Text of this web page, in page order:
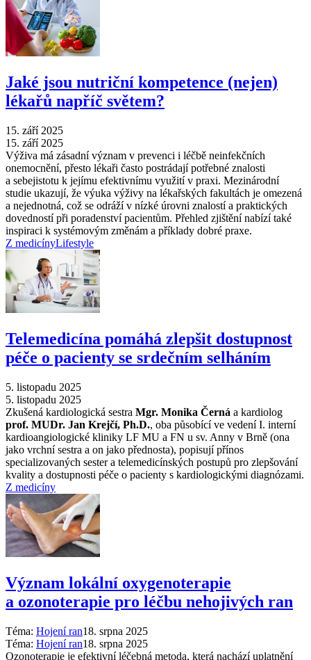
Jaké jsou nutriční kompetence (nejen)
lékařů napříč světem?
15. září 2025
15. září 2025
Výživa má zásadní význam v prevenci i léčbě neinfekčních
onemocnění, přesto lékaři často postrádají potřebné znalosti
a sebejistotu k jejímu efektivnímu využití v praxi. Mezinárodní
studie ukazují, že výuka výživy na lékařských fakultách je omezená
a nejednotná, což se odráží v nízké úrovni znalostí a praktických
dovedností při poradenství pacientům. Přehled zjištění nabízí také
inspiraci k systémovým změnám a příklady dobré praxe.
Z medicínyLifestyle
Telemedicína pomáhá zlepšit dostupnost
péče o pacienty se srdečním selháním
5. listopadu 2025
5. listopadu 2025
Zkušená kardiologická sestra Mgr. Monika Černá a kardiolog
prof. MUDr. Jan Krejčí, Ph.D., oba působící ve vedení I. interní
kardioangiologické kliniky LF MU a FN u sv. Anny v Brně (ona
jako vrchní sestra a on jako přednosta), popisují přínos
specializovaných sester a telemedicínských postupů pro zlepšování
kvality a dostupnosti péče o pacienty s kardiologickými diagnózami.
Z medicíny
Význam lokální oxygenoterapie
a ozonoterapie pro léčbu nehojivých ran
Téma: Hojení ran18. srpna 2025
Téma: Hojení ran18. srpna 2025
Ozonoterapie je efektivní léčebná metoda, která nachází uplatnění